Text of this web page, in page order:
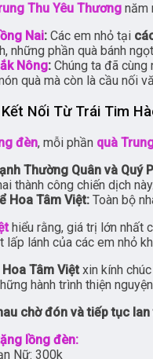
Thu Yêu Thương năm
Nai: Các em nhỏ tại
những phần quà bánh
Nông: Chúng ta đã cùng
quà mà còn là cầu nối
Nối Từ Trái Tim
đèn, mỗi phần quà
Thường Quân và Quý
thành công chiến dịch
Hoa Tâm Việt: Toàn bộ
hiểu rằng, giá trị lớn nhất
lấp lánh của các em nhỏ
Hoa Tâm Việt xin kính
hành trình thiện
chờ đón và tiếp tục
lồng đèn:
Nữ: 300k